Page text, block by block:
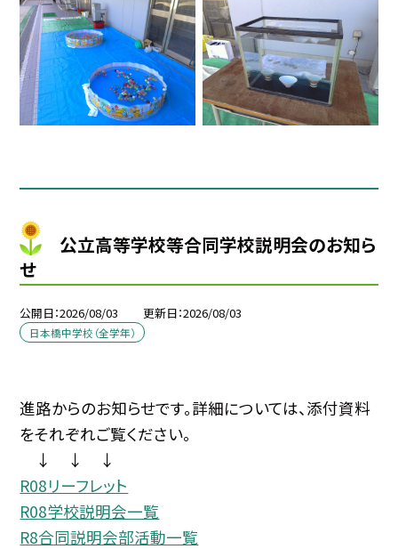
公立高等学校等合同学校説明会のお知ら
せ
公開日 2026/08/03 更新日 2026/08/03
日本橋中学校（全学年）
進路からのお知らせです。詳細については、添付資料
をそれぞれご覧ください。
↓ ↓ ↓
R08リーフレット
R08学校説明会一覧
R8合同説明会部活動一覧